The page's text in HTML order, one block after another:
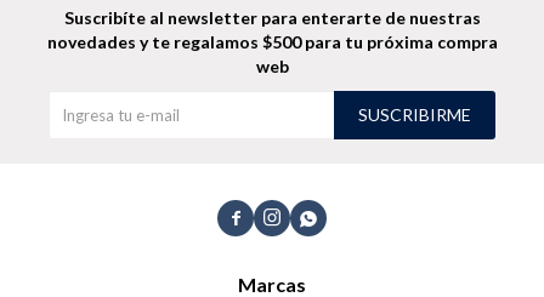
  
Marcas
Suscribíte al newsletter para enterarte de nuestras
novedades y te regalamos $500 para tu próxima compra
web
SUSCRIBIRME
Canguros Jeans